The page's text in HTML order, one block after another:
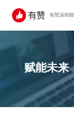
赋能未来